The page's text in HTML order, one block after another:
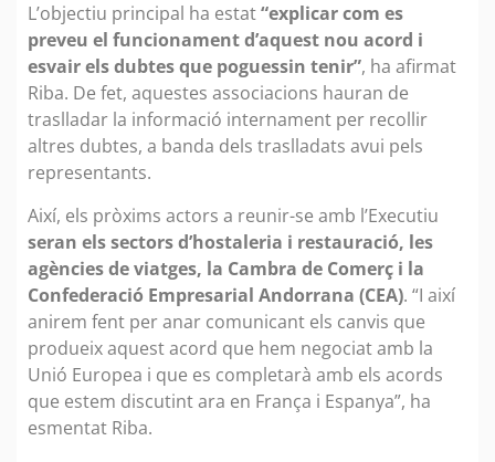
L’objectiu principal ha estat“explicar com es
preveu el funcionament d’aquest nou acord i
esvair els dubtes que poguessin tenir”, ha afirmat
Riba. De fet, aquestes associacions hauran de
traslladar la informació internament per recollir
altres dubtes, a banda dels traslladats avui pels
representants.
Així, els pròxims actors a reunir-se amb l’Executiu
seran els sectors d’hostaleria i restauració, les
agències de viatges, la Cambra de Comerç i la
Confederació Empresarial Andorrana (CEA). “I així
anirem fent per anar comunicant els canvis que
produeix aquest acord que hem negociat amb la
Unió Europea i que es completarà amb els acords
que estem discutint ara en França i Espanya”, ha
esmentat Riba.